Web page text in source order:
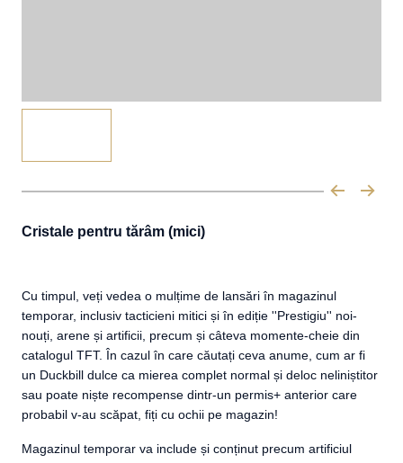
Cristale pentru tărâm (mici)
Cu timpul, veți vedea o mulțime de lansări în magazinul
temporar, inclusiv tacticieni mitici și în ediție ''Prestigiu'' noi-
nouți, arene și artificii, precum și câteva momente-cheie din
catalogul TFT. În cazul în care căutați ceva anume, cum ar fi
un Duckbill dulce ca mierea complet normal și deloc neliniștitor
sau poate niște recompense dintr-un permis+ anterior care
probabil v-au scăpat, fiți cu ochii pe magazin!
Magazinul temporar va include și conținut precum artificiul